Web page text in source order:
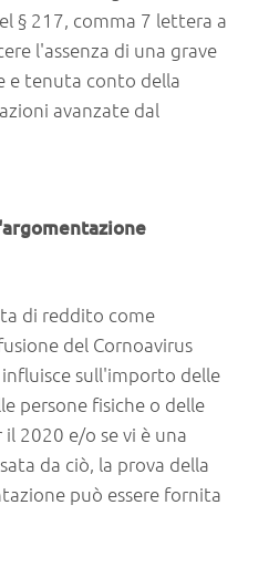
§ 217, comma 7 lettera a
l'assenza di una grave
e tenuta conto della
avanzate dal
di reddito come
del Cornoavirus
influisce sull'importo delle
persone fisiche o delle
2020 e/o se vi è una
da ciò, la prova della
può essere fornita